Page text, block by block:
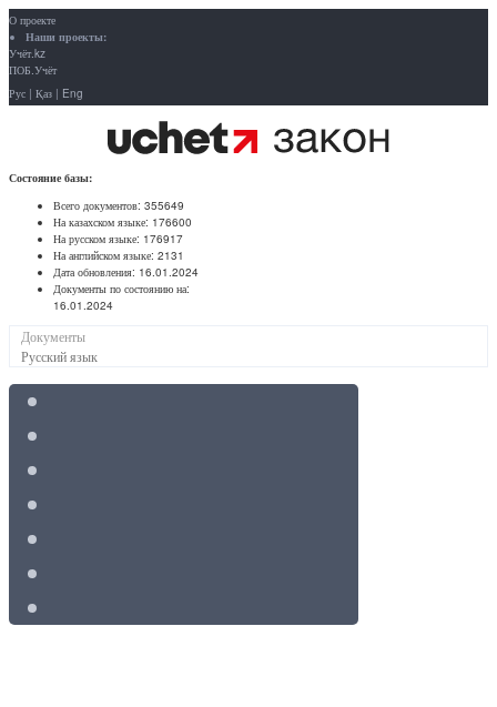
О проекте
Наши проекты:
Учёт.kz
ПОБ.Учёт
Рус | Қаз | Eng
Состояние базы:
Всего документов: 355649
На казахском языке: 176600
На русском языке: 176917
На английском языке: 2131
Дата обновления: 16.01.2024
Документы по состоянию на:
16.01.2024
Документы
Русский язык